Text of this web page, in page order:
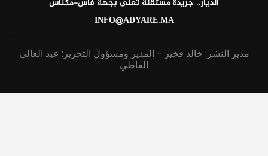
INFO@ADYARE.MA
مدير النشر: خالد فخير - المدير ومسؤول التحرير: عبد العالي
القاطي